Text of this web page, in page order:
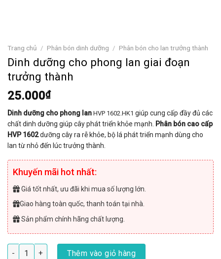
Trang chủ / Phân bón dinh dưỡng / Phân bón cho lan trưởng thành
Dinh dưỡng cho phong lan giai đoạn
trưởng thành
25.000₫
Dinh dưỡng cho phong lan HVP 1602.HK1 giúp cung cấp đầy đủ các
chất dinh dưỡng giúp cây phát triển khỏe mạnh.
Phân bón cao cấp
HVP 1602dưỡng cây ra rễ khỏe, bộ lá phát triển mạnh dùng cho
lan từ nhỏ đến lúc trưởng thành.
Khuyến mãi hot nhất:
Giá tốt nhất, ưu đãi khi mua số lượng lớn.
Giao hàng toàn quốc, thanh toán tại nhà.
Sản phẩm chính hãng chất lượng.
Dinh dưỡng cho phong lan giai đoạn trưởng thành số lượng
Thêm vào giỏ hàng